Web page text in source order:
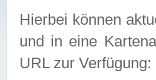
Hierbei können
und in eine
URL zur Verfügung: